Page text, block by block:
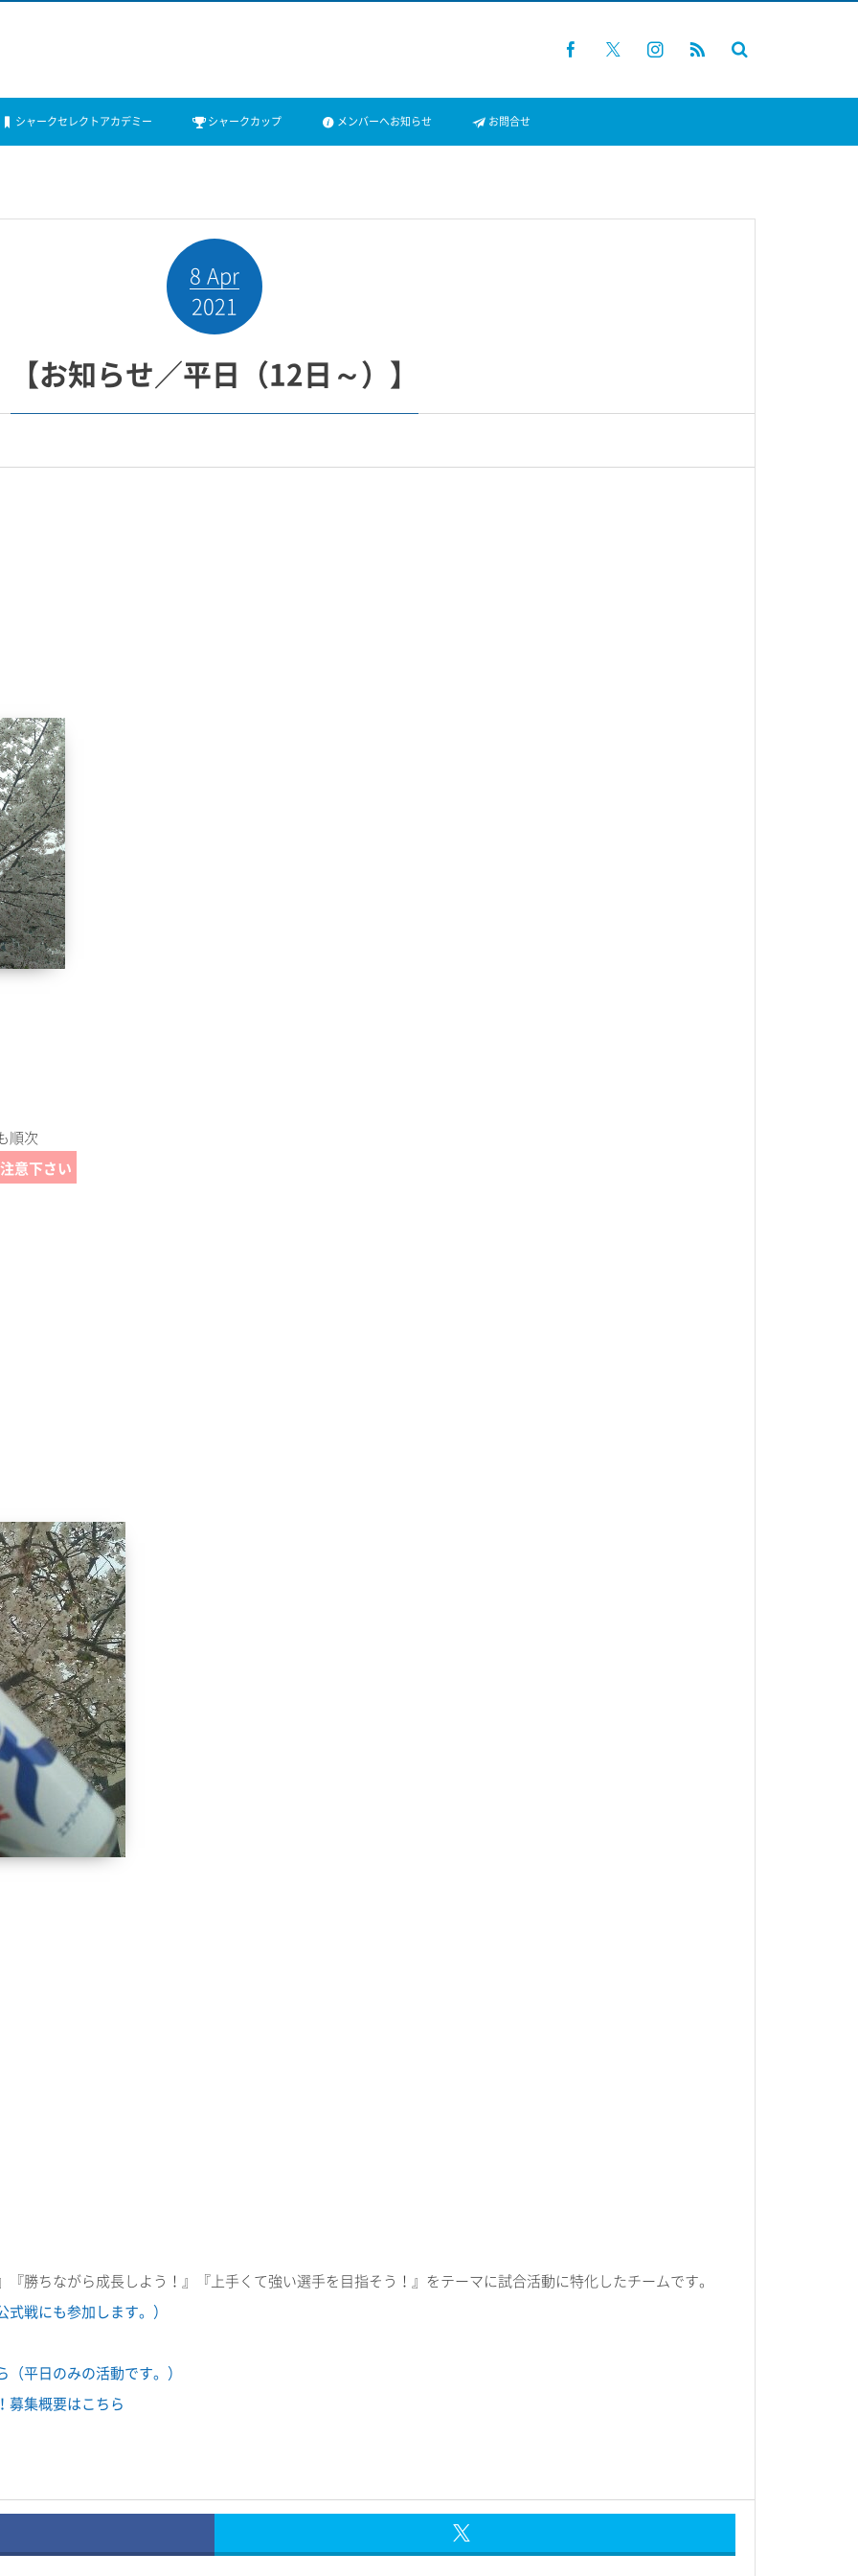
シャークセレクトアカデミー シャークカップ メンバーへお知らせ お問合せ
8 Apr
2021
【お知らせ／平日（12日～）】
順次
下さい
勝ちながら成長しよう！』『上手くて強い選手を目指そう！』をテーマに試合活動に特化したチームです。
戦にも参加します。）
平日のみの活動です。）
募集概要はこちら